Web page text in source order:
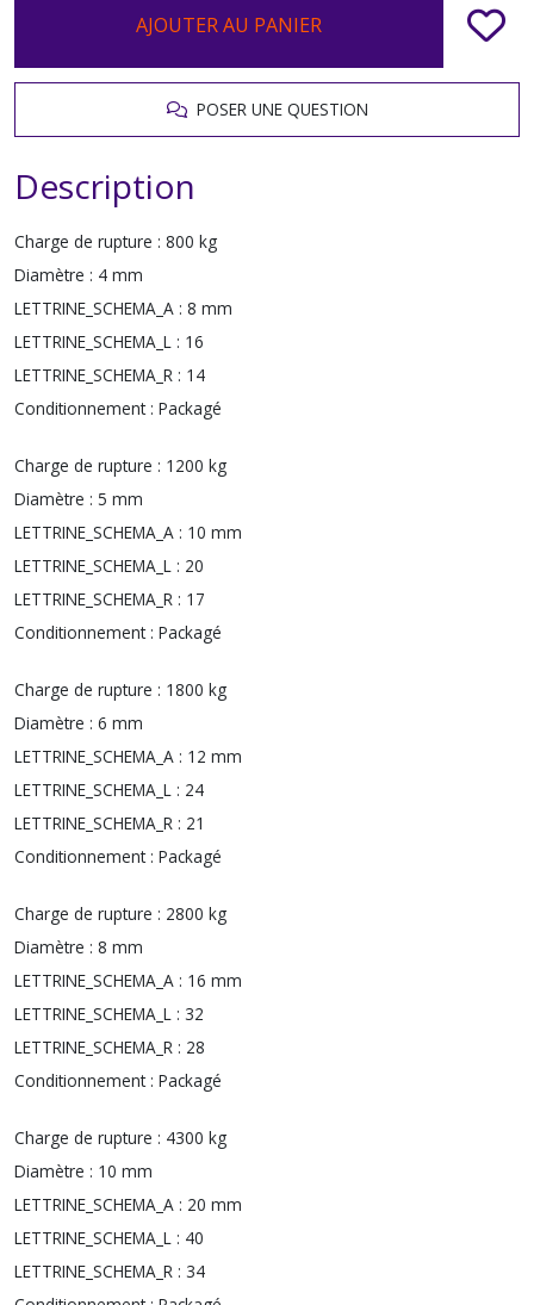
AJOUTER AU PANIER
POSER UNE QUESTION
Description
Charge de rupture : 800 kg
Diamètre : 4 mm
LETTRINE_SCHEMA_A : 8 mm
LETTRINE_SCHEMA_L : 16
LETTRINE_SCHEMA_R : 14
Conditionnement : Packagé
Charge de rupture : 1200 kg
Diamètre : 5 mm
LETTRINE_SCHEMA_A : 10 mm
LETTRINE_SCHEMA_L : 20
LETTRINE_SCHEMA_R : 17
Conditionnement : Packagé
Charge de rupture : 1800 kg
Diamètre : 6 mm
LETTRINE_SCHEMA_A : 12 mm
LETTRINE_SCHEMA_L : 24
LETTRINE_SCHEMA_R : 21
Conditionnement : Packagé
Charge de rupture : 2800 kg
Diamètre : 8 mm
LETTRINE_SCHEMA_A : 16 mm
LETTRINE_SCHEMA_L : 32
LETTRINE_SCHEMA_R : 28
Conditionnement : Packagé
Charge de rupture : 4300 kg
Diamètre : 10 mm
LETTRINE_SCHEMA_A : 20 mm
LETTRINE_SCHEMA_L : 40
LETTRINE_SCHEMA_R : 34